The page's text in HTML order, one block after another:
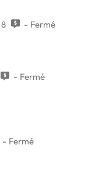
8 Fermé
Fermé
Fermé